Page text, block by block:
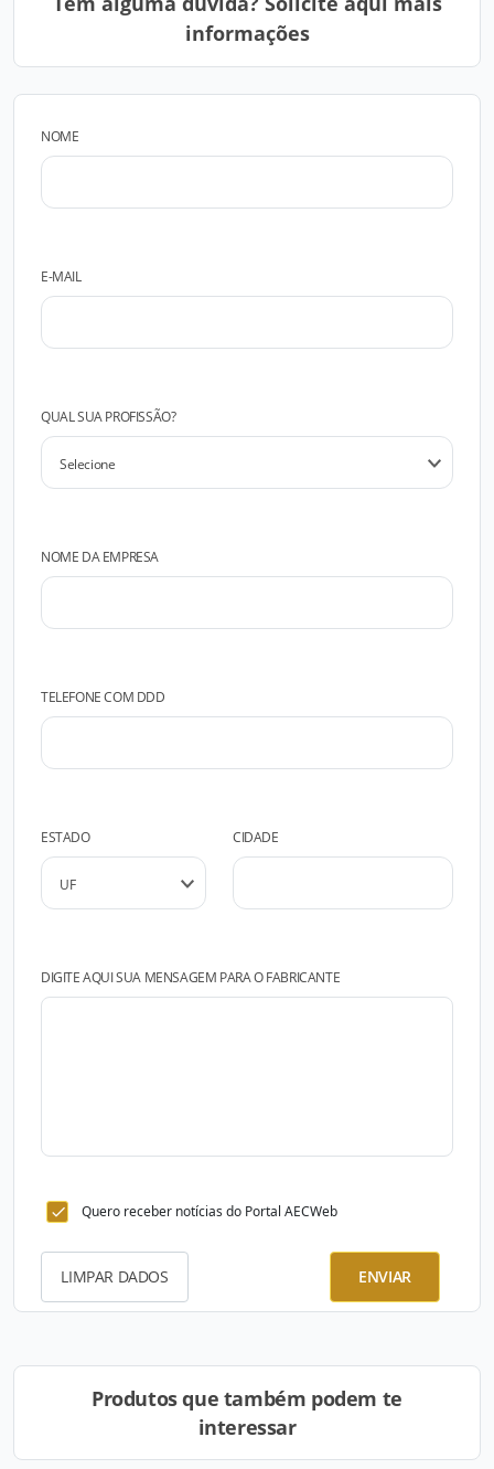
informações
NOME
E-MAIL
QUAL SUA PROFISSÃO?
NOME DA EMPRESA
TELEFONE COM DDD
ESTADO CIDADE
DIGITE AQUI SUA MENSAGEM PARA O FABRICANTE
Quero receber notícias do Portal AECWeb
LIMPAR DADOS ENVIAR
Produtos que também podem te
interessar